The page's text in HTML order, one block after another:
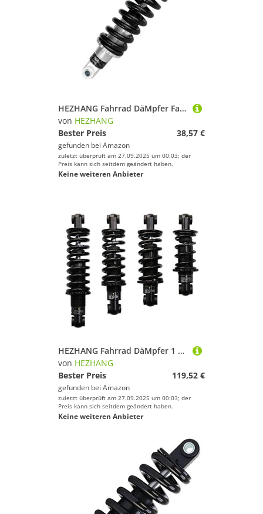
HEZHANG Fahrrad DäMpfer Fahrrad Stoßdämpfer Hinten Schocks 125 150 165 190mm for Downhill MTB Moutainbike Elektro Roller(24-24-150mm-550lbs)
von HEZHANG
Bester Preis
38,57 €
gefunden bei Amazon
zuletzt überprüft am 27.09.2025 um 00:03; der
Preis kann sich seitdem geändert haben.
Keine weiteren Anbieter
HEZHANG Fahrrad DäMpfer 1 Stück 165mm / 190mm Fahrrad hinten Aufhängung Stoßdämpfer for Mountainbike Roller(24x24x190L 2000LBS)
von HEZHANG
Bester Preis
119,52 €
gefunden bei Amazon
zuletzt überprüft am 27.09.2025 um 00:03; der
Preis kann sich seitdem geändert haben.
Keine weiteren Anbieter